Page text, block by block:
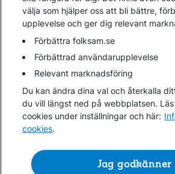
Gå direkt till...
Folksam.se
Finansiell information
Lediga jobb
Cookies
Hantera cookies
välja som hjälper oss att bli bättre,
upplevelse och ger dig relevant
Förbättra folksam.se
Förbättrad användarupplevelse
Relevant marknadsföring
Du kan ändra dina val och återkalla
du vill längst ned på webbplatsen.
cookies under inställningar och här:
cookies.
Jag godkänner